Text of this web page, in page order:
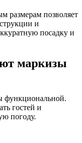
размерам позволяет
и
посадку и
маркизы
функциональной.
гостей и
погоду.